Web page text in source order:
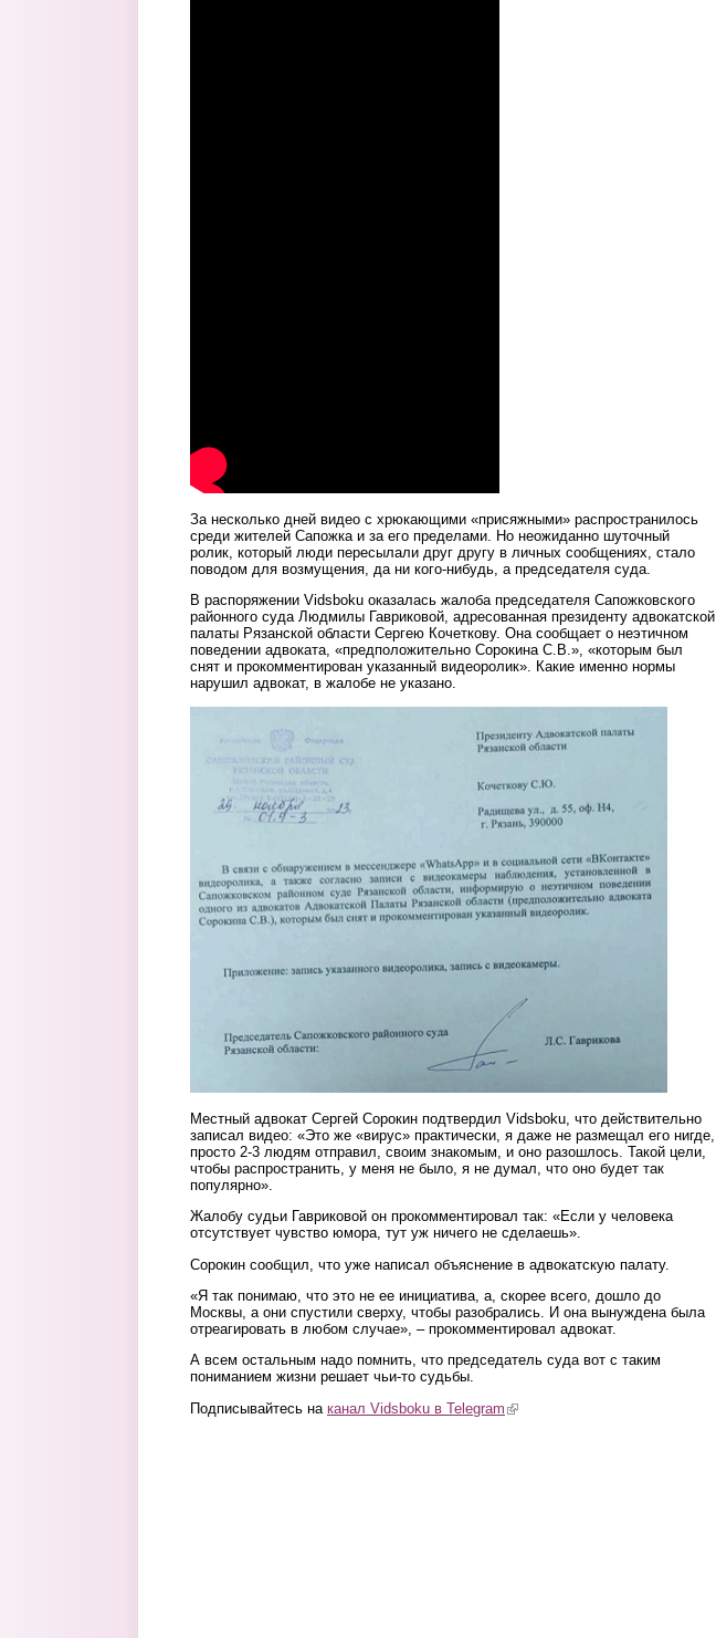
За несколько дней видео с хрюкающими «присяжными» распространилось
среди жителей Сапожка и за его пределами. Но неожиданно шуточный
ролик, который люди пересылали друг другу в личных сообщениях, стало
поводом для возмущения, да ни кого-нибудь, а председателя суда.
В распоряжении Vidsboku оказалась жалоба председателя Сапожковского
районного суда Людмилы Гавриковой, адресованная президенту адвокатской
палаты Рязанской области Сергею Кочеткову. Она сообщает о неэтичном
поведении адвоката, «предположительно Сорокина С.В.», «которым был
снят и прокомментирован указанный видеоролик». Какие именно нормы
нарушил адвокат, в жалобе не указано.
Местный адвокат Сергей Сорокин подтвердил Vidsboku, что действительно
записал видео: «Это же «вирус» практически, я даже не размещал его нигде,
просто 2-3 людям отправил, своим знакомым, и оно разошлось. Такой цели,
чтобы распространить, у меня не было, я не думал, что оно будет так
популярно».
Жалобу судьи Гавриковой он прокомментировал так: «Если у человека
отсутствует чувство юмора, тут уж ничего не сделаешь».
Сорокин сообщил, что уже написал объяснение в адвокатскую палату.
«Я так понимаю, что это не ее инициатива, а, скорее всего, дошло до
Москвы, а они спустили сверху, чтобы разобрались. И она вынуждена была
отреагировать в любом случае», – прокомментировал адвокат.
А всем остальным надо помнить, что председатель суда вот с таким
пониманием жизни решает чьи-то судьбы.
Подписывайтесь на канал Vidsboku в Telegram (link is external)